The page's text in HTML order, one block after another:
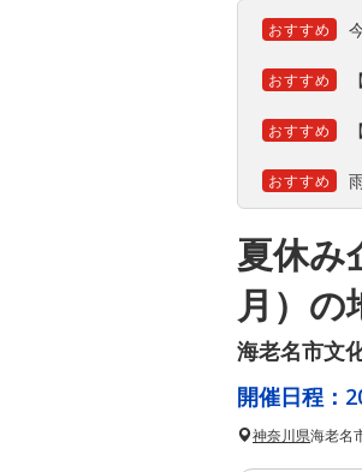
おすすめ
おすすめ
おすすめ
おすすめ
夏休み
月）の
海老名市文
開催日程：
神奈川県海老名